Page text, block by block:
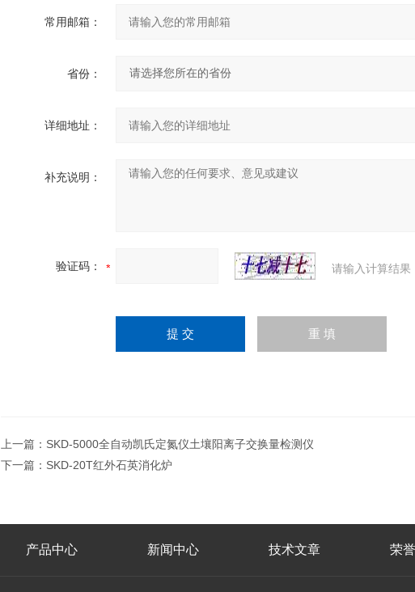
常用邮箱：
省份：
详细地址：
补充说明：
验证码： 请输入计算结果
上一篇： SKD-5000全自动凯氏定氮仪土壤阳离子交换量检测仪
下一篇： SKD-20T红外石英消化炉
产品中心 新闻中心 技术文章 荣